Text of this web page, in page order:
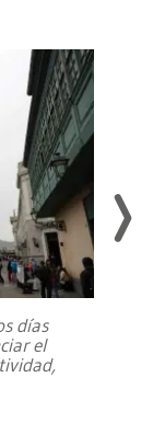
días
el